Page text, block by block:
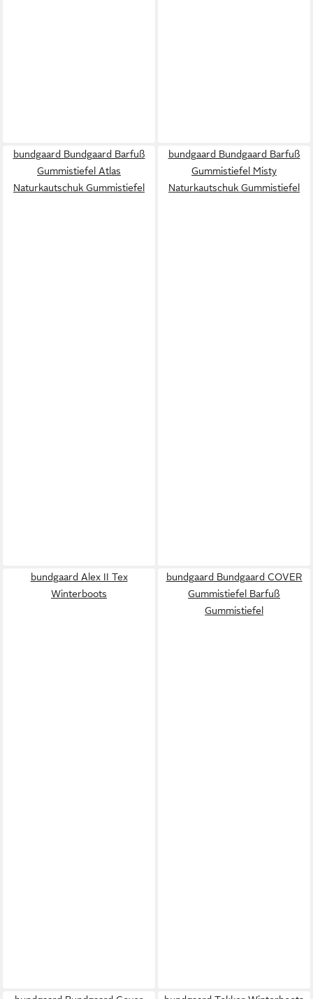
bundgaard Bundgaard Barfuß
Gummistiefel Atlas
Naturkautschuk Gummistiefel
bundgaard Bundgaard Barfuß
Gummistiefel Misty
Naturkautschuk Gummistiefel
bundgaard Alex II Tex
Winterboots
bundgaard Bundgaard COVER
Gummistiefel Barfuß
Gummistiefel